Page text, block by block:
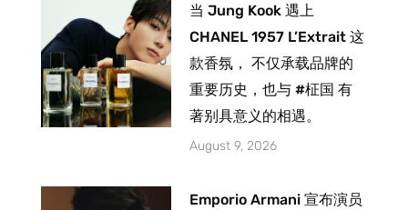
当 Jung Kook 遇上
CHANEL 1957 L’Extrait 这
款香氛， 不仅承载品牌的
重要历史，也与 #柾国 有
著别具意义的相遇。
August 9, 2026
Emporio Armani 宣布演员